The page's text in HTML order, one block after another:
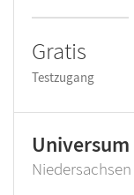
Gratis
Testzugang